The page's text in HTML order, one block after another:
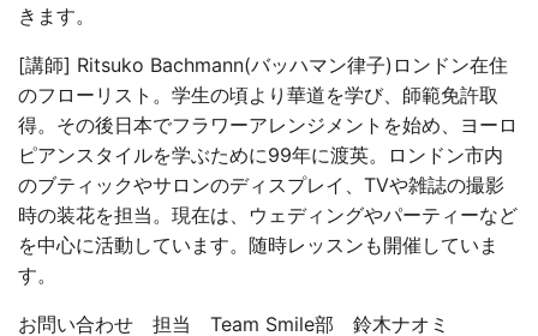
きます。
[講師] Ritsuko Bachmann(バッハマン律子)ロンドン在住
のフローリスト。学生の頃より華道を学び、師範免許取
得。その後日本でフラワーアレンジメントを始め、ヨーロ
ピアンスタイルを学ぶために99年に渡英。ロンドン市内
のブティックやサロンのディスプレイ、TVや雑誌の撮影
時の装花を担当。現在は、ウェディングやパーティーなど
を中心に活動しています。随時レッスンも開催していま
す。
お問い合わせ 担当 Team Smile部 鈴木ナオミ